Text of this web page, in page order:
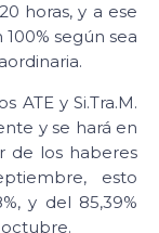
horas, y a ese
según sea
ATE y Si.Tra.M.
y se hará en
de los haberes
esto
y del 85,39%